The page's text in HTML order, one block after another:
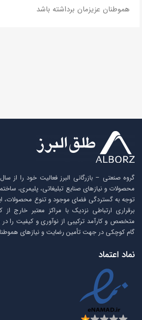
هموطنان عزیزمان برداشته باشد
محصولات و نیازهای صنایع تبلیغاتی، پلیمری،
توجه به گستردگی فضای موجود و تنوع محصولات،
برقراری ارتباطی نزدیک با مراکز معتبر خارج از
متخصص و کارآمد ترکیبی از نوآوری و کیفیت را
گام کوچکی در جهت تأمین رضایت و نیازهای
نماد اعتماد